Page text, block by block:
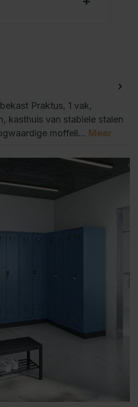
Praktus, 1 vak,
kasthuis van stabiele stalen
moffell… Meer